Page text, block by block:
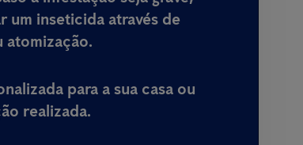
um inseticida através de
atomização.
para a sua casa ou
realizada.